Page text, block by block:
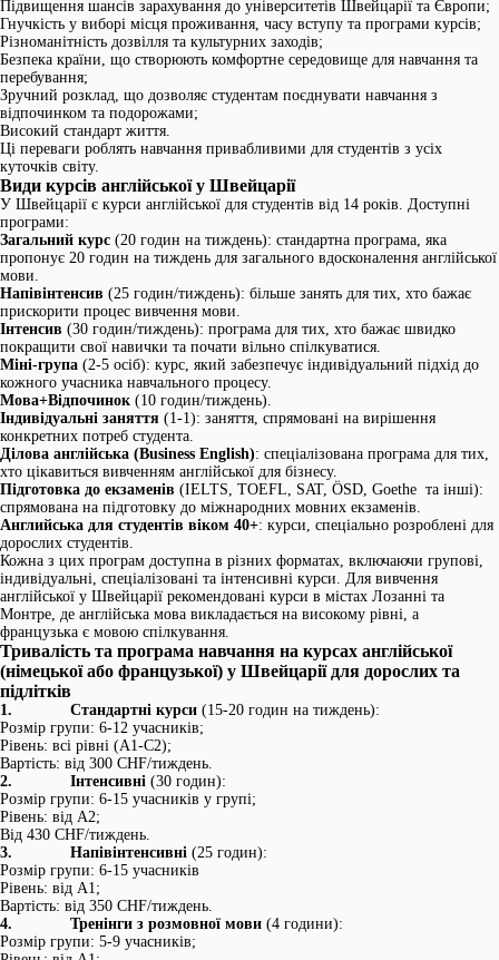
Підвищення шансів зарахування до університетів Швейцарії та Європи;
Гнучкість у виборі місця проживання, часу вступу та програми курсів;
Різноманітність дозвілля та культурних заходів;
Безпека країни, що створюють комфортне середовище для навчання та
перебування;
Зручний розклад, що дозволяє студентам поєднувати навчання з
відпочинком та подорожами;
Високий стандарт життя.
Ці переваги роблять навчання привабливими для студентів з усіх
куточків світу.
Види курсів англійської у Швейцарії
У Швейцарії є курси англійської для студентів від 14 років. Доступні
програми:
Загальний курс (20 годин на тиждень): стандартна програма, яка
пропонує 20 годин на тиждень для загального вдосконалення англійської
мови.
Напівінтенсив (25 годин/тиждень): більше занять для тих, хто бажає
прискорити процес вивчення мови.
Інтенсив (30 годин/тиждень): програма для тих, хто бажає швидко
покращити свої навички та почати вільно спілкуватися.
Міні-група (2-5 осіб): курс, який забезпечує індивідуальний підхід до
кожного учасника навчального процесу.
Мова+Відпочинок (10 годин/тиждень).
Індивідуальні заняття (1-1): заняття, спрямовані на вирішення
конкретних потреб студента.
Ділова англійська (Business English): спеціалізована програма для тих,
хто цікавиться вивченням англійської для бізнесу.
Підготовка до екзаменів (IELTS, TOEFL, SAT, ÖSD, Goethe та інші):
спрямована на підготовку до міжнародних мовних екзаменів.
Английська для студентів віком 40+: курси, спеціально розроблені для
дорослих студентів.
Кожна з цих програм доступна в різних форматах, включаючи групові,
індивідуальні, спеціалізовані та інтенсивні курси. Для вивчення
англійської у Швейцарії рекомендовані курси в містах Лозанні та
Монтре, де англійська мова викладається на високому рівні, а
французька є мовою спілкування.
Тривалість та програма навчання на курсах англійської
(німецької або французької) у Швейцарії для дорослих та
підлітків
1. Стандартні курси (15-20 годин на тиждень):
Розмір групи: 6-12 учасників;
Рівень: всі рівні (A1-C2);
Вартість: від 300 СHF/тиждень.
2. Інтенсивні (30 годин):
Розмір групи: 6-15 учасників у групі;
Рівень: від A2;
Від 430 СHF/тиждень.
3. Напівінтенсивні (25 годин):
Розмір групи: 6-15 учасників
Рівень: від A1;
Вартість: від 350 СHF/тиждень.
4. Тренінги з розмовної мови (4 години):
Розмір групи: 5-9 учасників;